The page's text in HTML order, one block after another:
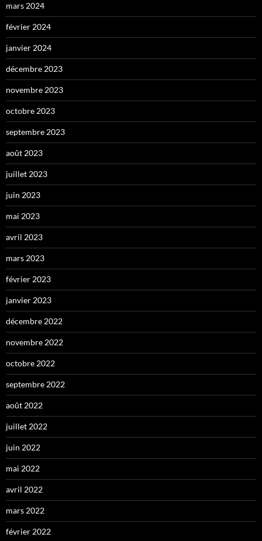
mars 2024
février 2024
janvier 2024
décembre 2023
novembre 2023
octobre 2023
septembre 2023
août 2023
juillet 2023
juin 2023
mai 2023
avril 2023
mars 2023
février 2023
janvier 2023
décembre 2022
novembre 2022
octobre 2022
septembre 2022
août 2022
juillet 2022
juin 2022
mai 2022
avril 2022
mars 2022
février 2022